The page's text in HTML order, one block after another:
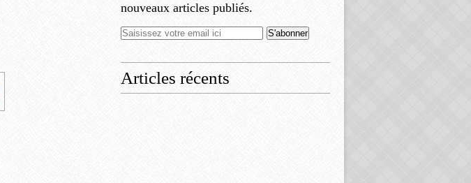
nouveaux articles publiés.
Articles récents